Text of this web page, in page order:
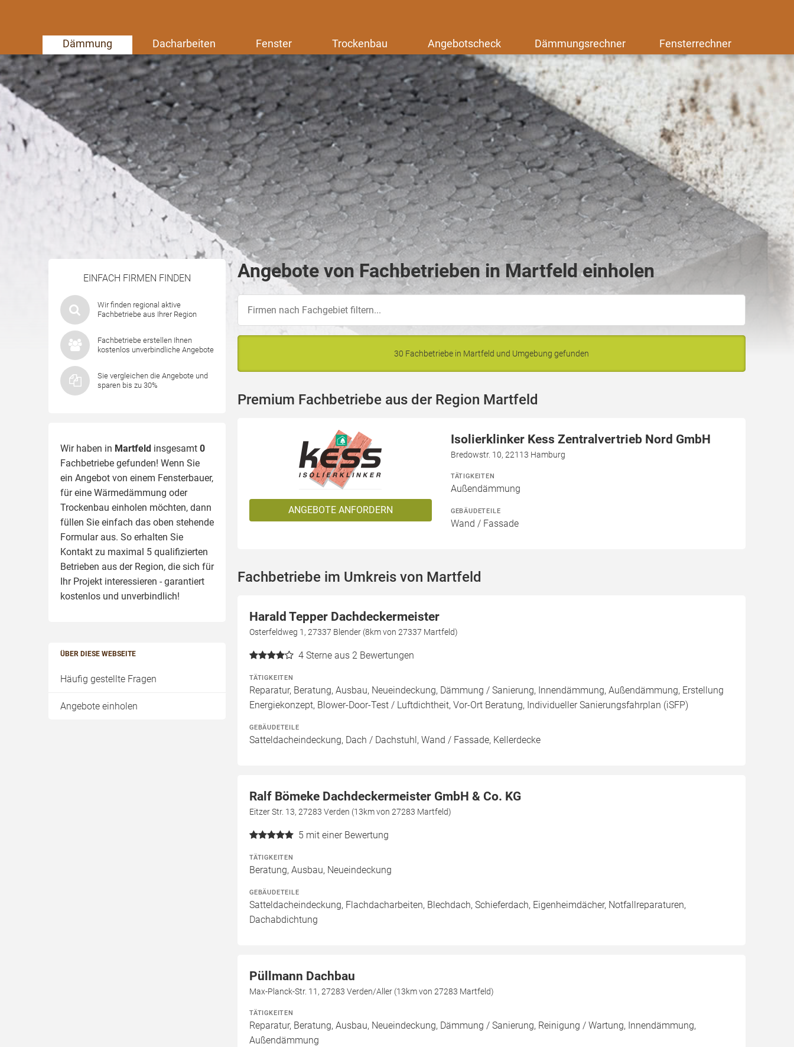
Dämmung Dacharbeiten Fenster Trockenbau Angebotscheck Dämmungsrechner Fensterrechner
EINFACH FIRMEN FINDEN
Wir finden regional aktive
Fachbetriebe aus Ihrer Region
Fachbetriebe erstellen Ihnen
kostenlos unverbindliche Angebote
Sie vergleichen die Angebote und
sparen bis zu 30%
Wir haben in Martfeld insgesamt 0
Fachbetriebe gefunden! Wenn Sie
ein Angebot von einem Fensterbauer,
für eine Wärmedämmung oder
Trockenbau einholen möchten, dann
füllen Sie einfach das oben stehende
Formular aus. So erhalten Sie
Kontakt zu maximal 5 qualifizierten
Betrieben aus der Region, die sich für
Ihr Projekt interessieren - garantiert
kostenlos und unverbindlich!
ÜBER DIESE WEBSEITE
Häufig gestellte Fragen
Angebote einholen
Angebote von Fachbetrieben in Martfeld einholen
30 Fachbetriebe in Martfeld und Umgebung gefunden
Premium Fachbetriebe aus der Region Martfeld
ANGEBOTE ANFORDERN
Isolierklinker Kess Zentralvertrieb Nord GmbH
Bredowstr. 10, 22113 Hamburg
TÄTIGKEITEN
Außendämmung
GEBÄUDETEILE
Wand / Fassade
Fachbetriebe im Umkreis von Martfeld
Harald Tepper Dachdeckermeister
Osterfeldweg 1, 27337 Blender (8km von 27337 Martfeld)
4 Sterne aus 2 Bewertungen
TÄTIGKEITEN
Reparatur, Beratung, Ausbau, Neueindeckung, Dämmung / Sanierung, Innendämmung, Außendämmung, Erstellung
Energiekonzept, Blower-Door-Test / Luftdichtheit, Vor-Ort Beratung, Individueller Sanierungsfahrplan (iSFP)
GEBÄUDETEILE
Satteldacheindeckung, Dach / Dachstuhl, Wand / Fassade, Kellerdecke
Ralf Bömeke Dachdeckermeister GmbH & Co. KG
Eitzer Str. 13, 27283 Verden (13km von 27283 Martfeld)
5 mit einer Bewertung
TÄTIGKEITEN
Beratung, Ausbau, Neueindeckung
GEBÄUDETEILE
Satteldacheindeckung, Flachdacharbeiten, Blechdach, Schieferdach, Eigenheimdächer, Notfallreparaturen,
Dachabdichtung
Püllmann Dachbau
Max-Planck-Str. 11, 27283 Verden/Aller (13km von 27283 Martfeld)
TÄTIGKEITEN
Reparatur, Beratung, Ausbau, Neueindeckung, Dämmung / Sanierung, Reinigung / Wartung, Innendämmung,
Außendämmung